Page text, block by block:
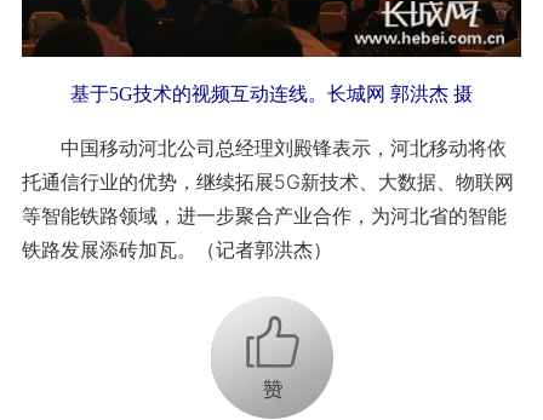
基于5G技术的视频互动连线。长城网 郭洪杰 摄
中国移动河北公司总经理刘殿锋表示，河北移动将依
托通信行业的优势，继续拓展5G新技术、大数据、物联网
等智能铁路领域，进一步聚合产业合作，为河北省的智能
铁路发展添砖加瓦。（记者郭洪杰）
+1